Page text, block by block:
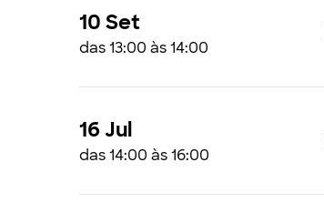
10 Set
das 13:00 às 14:00
16 Jul
das 14:00 às 16:00